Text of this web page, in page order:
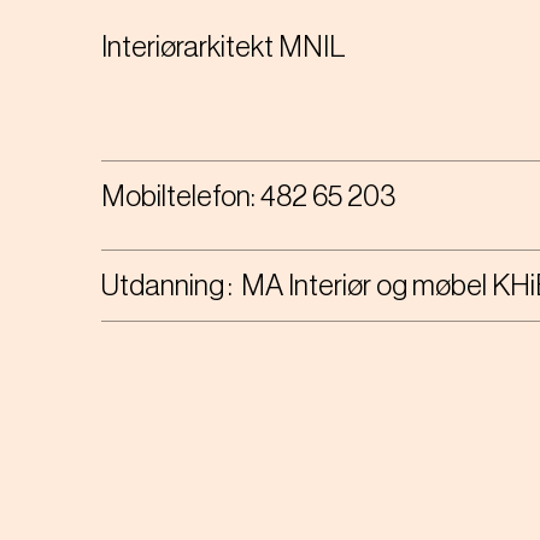
Interiørarkitekt MNIL
Mobiltelefon: 482 65 203
Utdanning MA Interiør og møbel